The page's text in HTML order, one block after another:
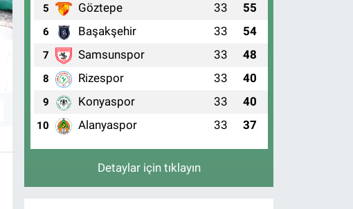
5 Göztepe 33 55
6 Başakşehir 33 54
7 Samsunspor 33 48
8 Rizespor 33 40
9 Konyaspor 33 40
10 Alanyaspor 33 37
Detaylar için tıklayın